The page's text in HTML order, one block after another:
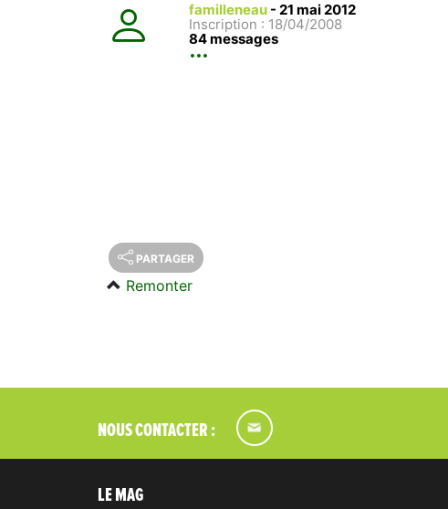
familleneau - 21 mai 2012
Inscription : 18/04/2008
84 messages
PARTAGER
Remonter
NOUS CONTACTER :
LE MAG